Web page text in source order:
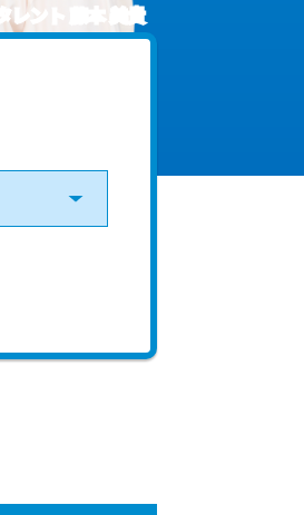
タレント 藤本 美貴